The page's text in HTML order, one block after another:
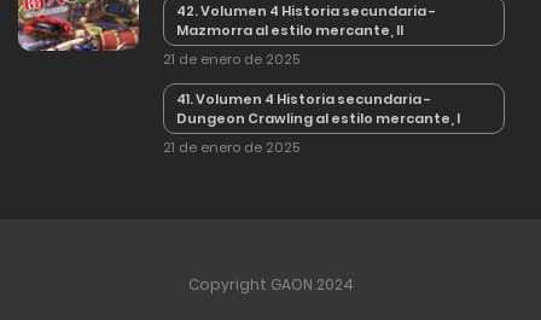
42. Volumen 4 Historia secundaria -
Mazmorra al estilo mercante, II
21 de enero de 2025
41. Volumen 4 Historia secundaria -
Dungeon Crawling al estilo mercante, I
21 de enero de 2025
Copyright GAON 2024